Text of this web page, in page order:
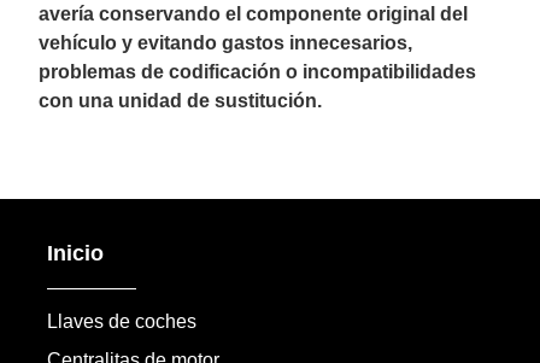
avería conservando el componente original del
vehículo y evitando gastos innecesarios,
problemas de codificación o incompatibilidades
con una unidad de sustitución.
Inicio
Llaves de coches